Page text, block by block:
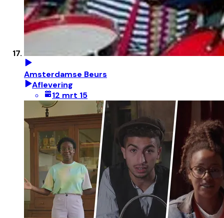
Amsterdamse Beurs
Aflevering
12 mrt 15